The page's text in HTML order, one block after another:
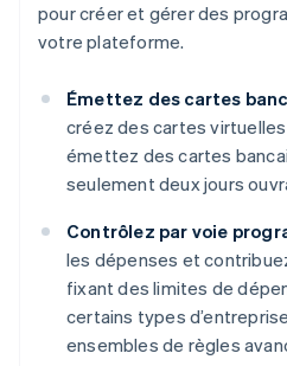
pour créer et gérer des
votre plateforme.
Émettez des cartes
créez des cartes
émettez des cartes
seulement deux jours
Contrôlez par voie
les dépenses et
fixant des limites de
certains types
ensembles de règles
Nederlands FrançaisDeutsch
Brésil
Bulgarie
English
EnglishFrançais
Chine continentale
Chypre
English
Croatie
English Italiano
Danemark
English